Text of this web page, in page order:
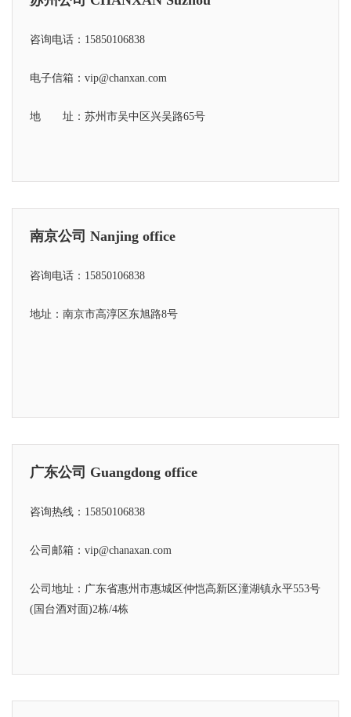
咨询电话：15850106838
电子信箱：vip@chanxan.com
地 址：苏州市吴中区兴吴路65号
南京公司 Nanjing office
咨询电话：15850106838
地址：南京市高淳区东旭路8号
广东公司 Guangdong office
咨询热线：15850106838
公司邮箱：vip@chanaxan.com
公司地址：广东省惠州市惠城区仲恺高新区潼湖镇永平553号
(国台酒对面)2栋/4栋